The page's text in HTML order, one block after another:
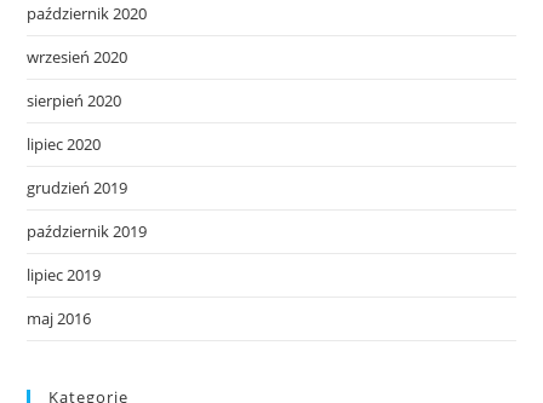
październik 2020
wrzesień 2020
sierpień 2020
lipiec 2020
grudzień 2019
październik 2019
lipiec 2019
maj 2016
Kategorie